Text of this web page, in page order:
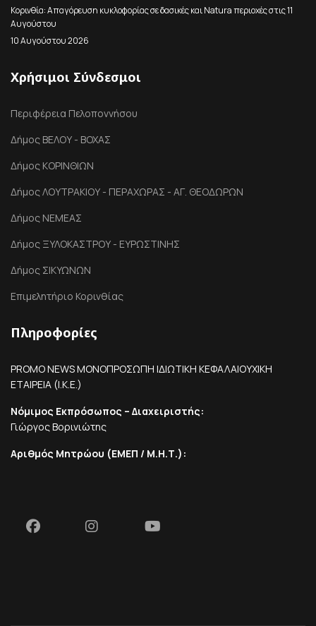
Κορινθία: Απαγόρευση κυκλοφορίας σε δασικές και Natura περιοχές στις 11
Αυγούστου
10 Αυγούστου 2026
Χρήσιμοι Σύνδεσμοι
Περιφέρεια Πελοποννήσου
Δήμος ΒΕΛΟΥ - ΒΟΧΑΣ
Δήμος ΚΟΡΙΝΘΙΩΝ
Δήμος ΛΟΥΤΡΑΚΙΟΥ - ΠΕΡΑΧΩΡΑΣ - ΑΓ. ΘΕΟΔΩΡΩΝ
Δήμος ΝΕΜΕΑΣ
Δήμος ΞΥΛΟΚΑΣΤΡΟΥ - ΕΥΡΩΣΤΙΝΗΣ
Δήμος ΣΙΚΥΩΝΩΝ
Επιμελητήριο Κορινθίας
Πληροφορίες
PROMO NEWS ΜΟΝΟΠΡΟΣΩΠΗ ΙΔΙΩΤΙΚΗ ΚΕΦΑΛΑΙΟΥΧΙΚΗ
ΕΤΑΙΡΕΙΑ (Ι.Κ.Ε.)
Νόμιμος Εκπρόσωπος – Διαχειριστής:
Γιώργος Βορινιώτης
Αριθμός Μητρώου (ΕΜΕΠ / Μ.Η.Τ.):